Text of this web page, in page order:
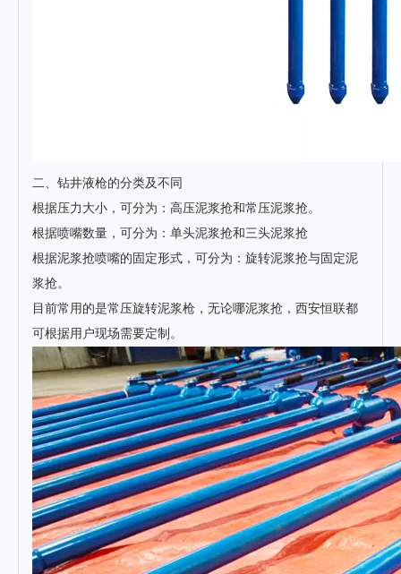
二、钻井液枪的分类及不同
根据压力大小，可分为：高压泥浆抢和常压泥浆抢。
根据喷嘴数量，可分为：单头泥浆抢和三头泥浆抢
根据泥浆抢喷嘴的固定形式，可分为：旋转泥浆抢与固定泥
浆抢。
目前常用的是常压旋转泥浆枪，无论哪泥浆抢，西安恒联都
可根据用户现场需要定制。